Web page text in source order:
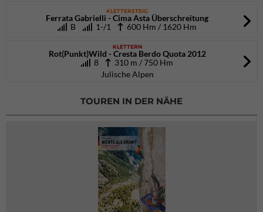
KLETTERSTEIG
Ferrata Gabrielli - Cima Asta Überschreitung
B
1-/1 600 Hm / 1620 Hm
KLETTERN
Rot(Punkt)Wild - Cresta Berdo Quota 2012
8
310 m / 750 Hm
Julische Alpen
TOUREN IN DER NÄHE